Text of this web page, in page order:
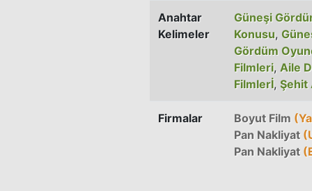
Anahtar
Kelimeler
Güneşi
Konusu,
Gördüm
Filmleri, Aile
Filmlerİ, Şehit
Firmalar Boyut Film
Pan Nakliyat
Pan Nakliyat